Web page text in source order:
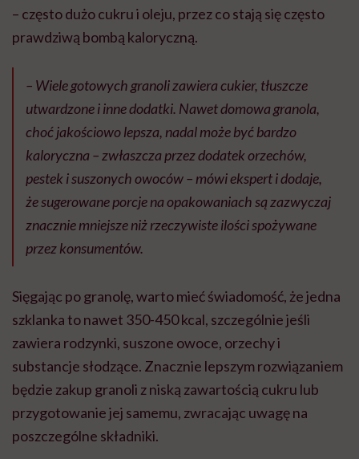
– często dużo cukru i oleju, przez co stają się często
prawdziwą bombą kaloryczną.
– Wiele gotowych granoli zawiera cukier, tłuszcze
utwardzone i inne dodatki. Nawet domowa granola,
choć jakościowo lepsza, nadal może być bardzo
kaloryczna – zwłaszcza przez dodatek orzechów,
pestek i suszonych owoców – mówi ekspert i dodaje,
że sugerowane porcje na opakowaniach są zazwyczaj
znacznie mniejsze niż rzeczywiste ilości spożywane
przez konsumentów.
Sięgając po granolę, warto mieć świadomość, że jedna
szklanka to nawet 350-450 kcal, szczególnie jeśli
zawiera rodzynki, suszone owoce, orzechy i
substancje słodzące. Znacznie lepszym rozwiązaniem
będzie zakup granoli z niską zawartością cukru lub
przygotowanie jej samemu, zwracając uwagę na
poszczególne składniki.